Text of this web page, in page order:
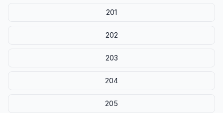
201
202
203
204
205